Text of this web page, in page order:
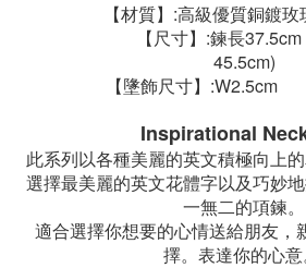
【材質】:高級優質銅鍍
【尺寸】:鍊長37.5cm +
45.5cm)
【墬飾尺寸】
Inspirational
此系列以各種美麗的英文積極向上
選擇最美麗的英文花體字以及巧妙
一無二的項鍊。
適合選擇你想要的心情送給朋友，
擇。表達你的心意